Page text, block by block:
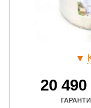
▼
20 490